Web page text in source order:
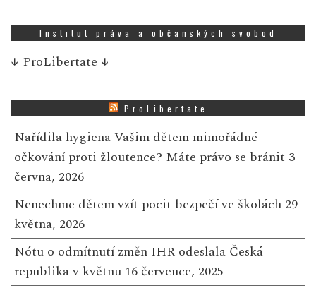
Institut práva a občanských svobod
↓ ProLibertate ↓
ProLibertate
Nařídila hygiena Vašim dětem mimořádné
očkování proti žloutence? Máte právo se bránit 3
června, 2026
Nenechme dětem vzít pocit bezpečí ve školách 29
května, 2026
Nótu o odmítnutí změn IHR odeslala Česká
republika v květnu 16 července, 2025